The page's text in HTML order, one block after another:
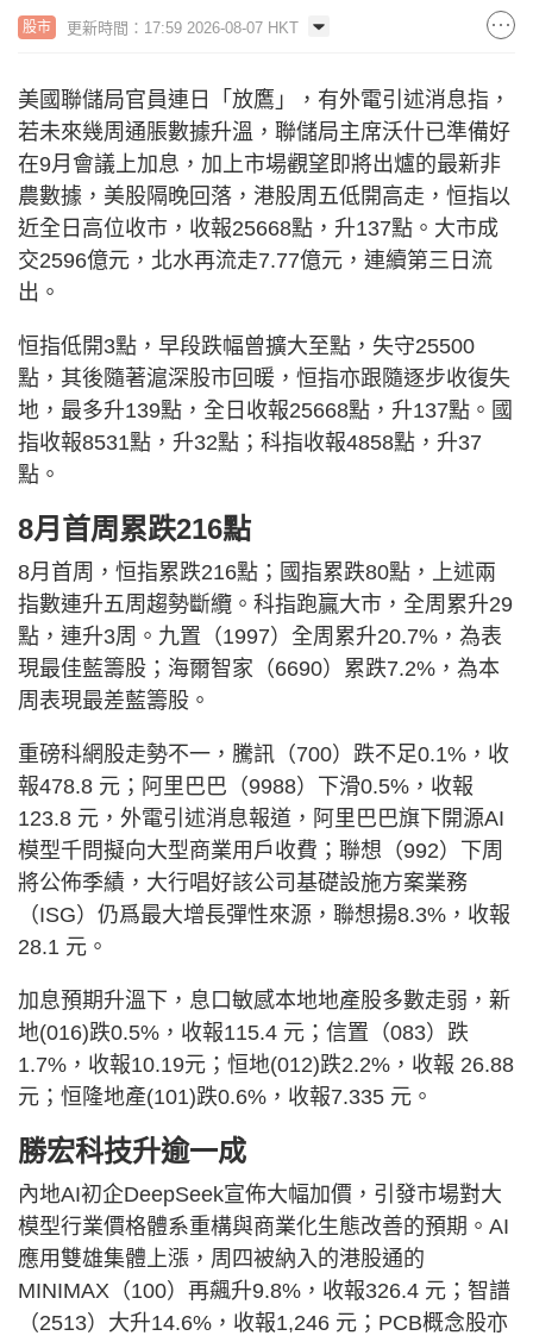
股市 更新時間：17:59 2026-08-07 HKT
美國聯儲局官員連日「放鷹」，有外電引述消息指，
若未來幾周通脹數據升溫，聯儲局主席沃什已準備好
在9月會議上加息，加上市場觀望即將出爐的最新非
農數據，美股隔晚回落，港股周五低開高走，恒指以
近全日高位收市，收報25668點，升137點。大市成
交2596億元，北水再流走7.77億元，連續第三日流
出。
恒指低開3點，早段跌幅曾擴大至點，失守25500
點，其後隨著滬深股市回暖，恒指亦跟隨逐步收復失
地，最多升139點，全日收報25668點，升137點。國
指收報8531點，升32點；科指收報4858點，升37
點。
8月首周累跌216點
8月首周，恒指累跌216點；國指累跌80點，上述兩
指數連升五周趨勢斷纜。科指跑贏大市，全周累升29
點，連升3周。九置（1997）全周累升20.7%，為表
現最佳藍籌股；海爾智家（6690）累跌7.2%，為本
周表現最差藍籌股。
重磅科網股走勢不一，騰訊（700）跌不足0.1%，收
報478.8 元；阿里巴巴（9988）下滑0.5%，收報
123.8 元，外電引述消息報道，阿里巴巴旗下開源AI
模型千問擬向大型商業用戶收費；聯想（992）下周
將公佈季績，大行唱好該公司基礎設施方案業務
（ISG）仍爲最大增長彈性來源，聯想揚8.3%，收報
28.1 元。
加息預期升溫下，息口敏感本地地產股多數走弱，新
地(016)跌0.5%，收報115.4 元；信置（083）跌
1.7%，收報10.19元；恒地(012)跌2.2%，收報 26.88
元；恒隆地產(101)跌0.6%，收報7.335 元。
勝宏科技升逾一成
內地AI初企DeepSeek宣佈大幅加價，引發市場對大
模型行業價格體系重構與商業化生態改善的預期。AI
應用雙雄集體上漲，周四被納入的港股通的
MINIMAX（100）再飆升9.8%，收報326.4 元；智譜
（2513）大升14.6%，收報1,246 元；PCB概念股亦